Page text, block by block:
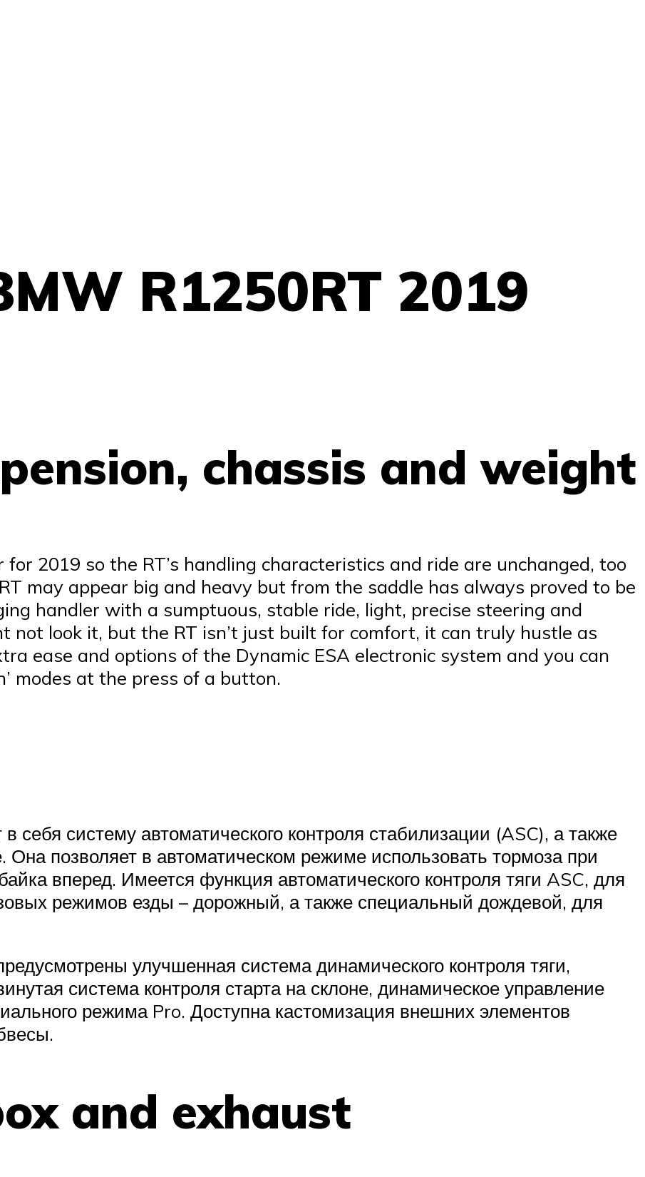
R1250RT 2019
chassis and weight
for 2019 so the RT’s handling characteristics and ride are unchanged, too
may appear big and heavy but from the saddle has always proved to be
handler with a sumptuous, stable ride, light, precise steering and
not look it, but the RT isn’t just built for comfort, it can truly hustle as
ease and options of the Dynamic ESA electronic system and you can
modes at the press of a button.
себя систему автоматического контроля стабилизации (ASC), а также
Она позволяет в автоматическом режиме использовать тормоза при
вперед. Имеется функция автоматического контроля тяги ASC, для
режимов езды – дорожный, а также специальный дождевой, для
улучшенная система динамического контроля тяги,
система контроля старта на склоне, динамическое управление
режима Pro. Доступна кастомизация внешних элементов
and exhaust